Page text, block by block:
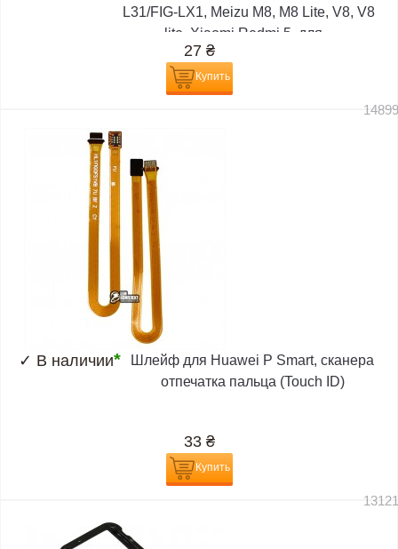
L31/FIG-LX1, Meizu M8, M8 Lite, V8, V8
lite, Xiaomi Redmi 5, для...
27 ₴
Купить
✓ В наличии*
Шлейф для Huawei P Smart, сканера
отпечатка пальца (Touch ID)
33 ₴
Купить